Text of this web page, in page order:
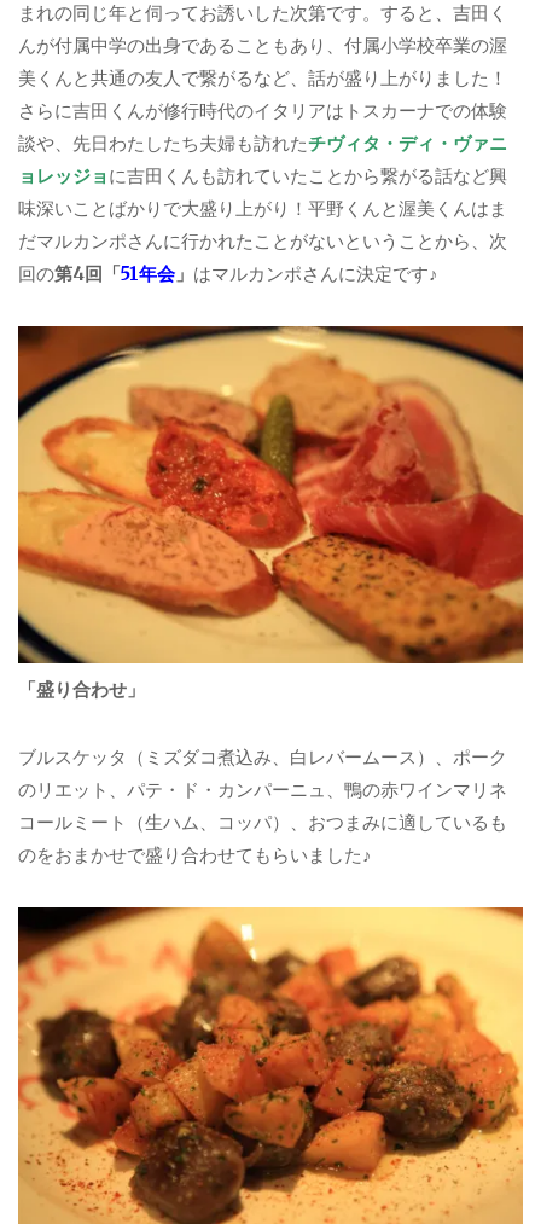
まれの同じ年と伺ってお誘いした次第です。すると、吉田く
んが付属中学の出身であることもあり、付属小学校卒業の渥
美くんと共通の友人で繋がるなど、話が盛り上がりました！
さらに吉田くんが修行時代のイタリアはトスカーナでの体験
談や、先日わたしたち夫婦も訪れたチヴィタ・ディ・ヴァニ
ョレッジョ に吉田くんも訪れていたことから繋がる話など興
味深いことばかりで大盛り上がり！平野くんと渥美くんはま
だマルカンポさんに行かれたことがないということから、次
回の第4回「51年会」 はマルカンポさんに決定です♪
「盛り合わせ」
ブルスケッタ（ミズダコ煮込み、白レバームース）、ポーク
のリエット、パテ・ド・カンパーニュ、鴨の赤ワインマリネ
コールミート（生ハム、コッパ）、おつまみに適しているも
のをおまかせで盛り合わせてもらいました♪